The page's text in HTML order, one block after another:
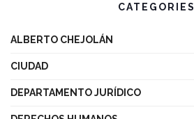
CATEGORIES
ALBERTO CHEJOLÁN
CIUDAD
DEPARTAMENTO JURÍDICO